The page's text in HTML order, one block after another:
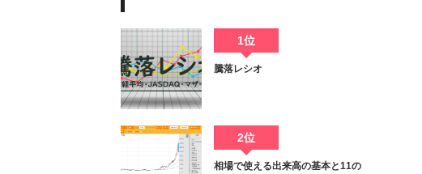
1位
騰落レシオ
2位
相場で使える出来高の基本と11の